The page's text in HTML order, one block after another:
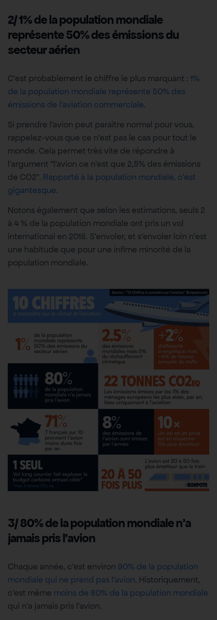
2/ 1% de la population mondiale
représente 50% des émissions du
secteur aérien
C’est probablement le chiffre le plus marquant : 1%
de la population mondiale représente 50% des
émissions de l’aviation commerciale.
Si prendre l’avion peut paraître normal pour vous,
rappelez-vous que ce n’est pas le cas pour tout le
monde. Cela permet très vite de répondre à
l’argument “l’avion ce n’est que 2,5% des émissions
de CO2”. Rapporté à la population mondiale, c’est
gigantesque.
Notons également que selon les estimations, seuls 2
à 4 % de la population mondiale ont pris un vol
international en 2018. S’envoler, et s’envoler loin n’est
une habitude que pour une infime minorité de la
population mondiale.
3/ 80% de la population mondiale n’a
jamais pris l’avion
Chaque année, c’est environ 90% de la population
mondiale qui ne prend pas l’avion. Historiquement,
c’est même moins de 80% de la population mondiale
qui n’a jamais pris l’avion.